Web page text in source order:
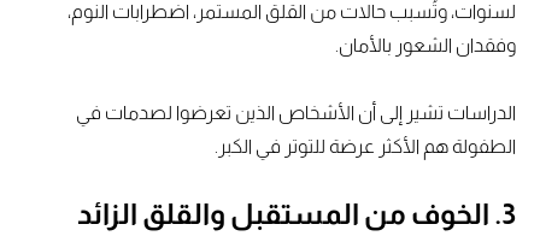
لسنوات، وتُسبب حالات من القلق المستمر، اضطرابات النوم،
وفقدان الشعور بالأمان.
الدراسات تشير إلى أن الأشخاص الذين تعرضوا لصدمات في
الطفولة هم الأكثر عرضة للتوتر في الكبر.
3. الخوف من المستقبل والقلق الزائد